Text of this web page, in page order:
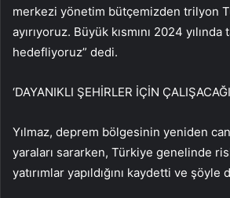
merkezi yönetim bütçemizden trilyon
ayırıyoruz. Büyük kısmını 2024 yılında
hedefliyoruz” dedi.
‘DAYANIKLI ŞEHİRLER İÇİN
Yılmaz, deprem bölgesinin yeniden
yaraları sararken, Türkiye genelinde
yatırımlar yapıldığını kaydetti ve şöyle